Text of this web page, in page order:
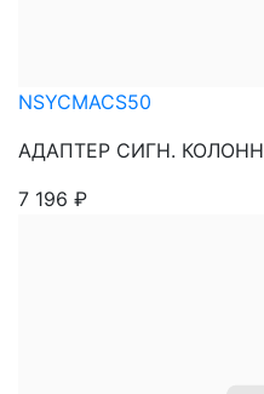
NSYCMACS50
АДАПТЕР СИГН.
7 196 ₽